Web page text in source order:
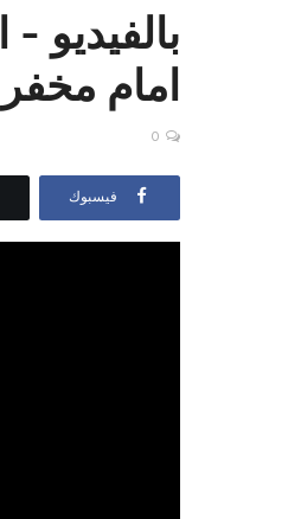
بالفيديو
امام
0
فيسبوك